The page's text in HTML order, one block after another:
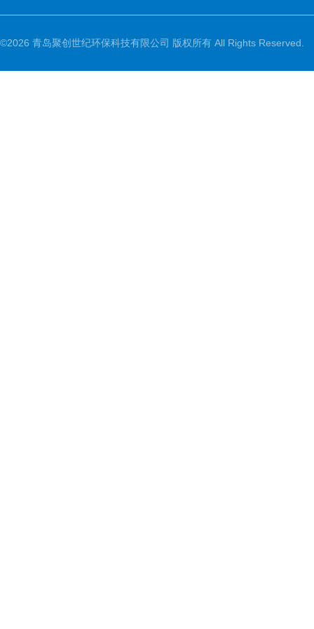
©2026 青岛聚创世纪环保科技有限公司 版权所有 All Rights Reserved.